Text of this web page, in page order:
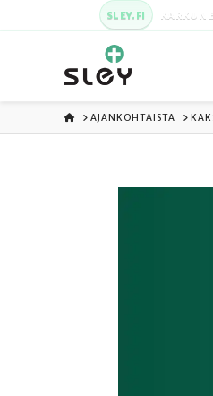
SLEY.FI KARKUN
ETUSIVU
AJANKOHTAISTA